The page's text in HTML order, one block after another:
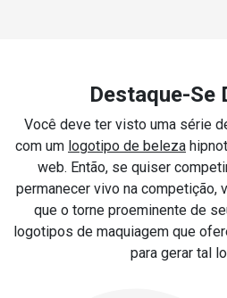
Destaque-Se
Você deve ter visto uma série
com um logotipo de beleza
web. Então, se quiser
permanecer vivo na competição,
que o torne proeminente de
logotipos de maquiagem que
para gerar tal